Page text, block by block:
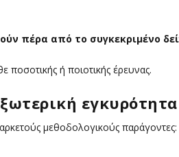
πέρα από το συγκεκριμένο
ποσοτικής ή ποιοτικής έρευνας.
εγκυρότητα
μεθοδολογικούς παράγοντες: